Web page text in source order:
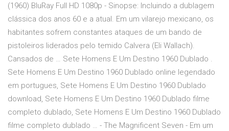
(1960) BluRay Full HD 1080p - Sinopse: Incluindo a dublagem
clássica dos anos 60 e a atual. Em um vilarejo mexicano, os
habitantes sofrem constantes ataques de um bando de
pistoleiros liderados pelo temido Calvera (Eli Wallach).
Cansados de … Sete Homens E Um Destino 1960 Dublado .
Sete Homens E Um Destino 1960 Dublado online legendado
em portugues, Sete Homens E Um Destino 1960 Dublado
download, Sete Homens E Um Destino 1960 Dublado filme
completo dublado, Sete Homens E Um Destino 1960 Dublado
filme completo dublado … - The Magnificent Seven - Em um